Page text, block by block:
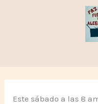
Este sábado a las 8